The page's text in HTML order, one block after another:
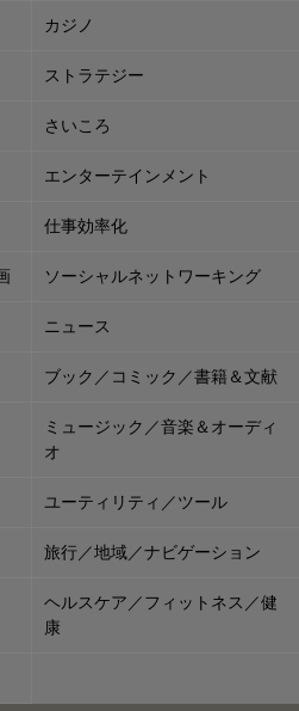
カジノ
ストラテジー
さいころ
エンターテインメント
仕事効率化
ソーシャルネットワーキング
ニュース
ブック／コミック／書籍＆文献
ミュージック／音楽＆オーディ
オ
ユーティリティ／ツール
旅行／地域／ナビゲーション
ヘルスケア／フィットネス／健
康